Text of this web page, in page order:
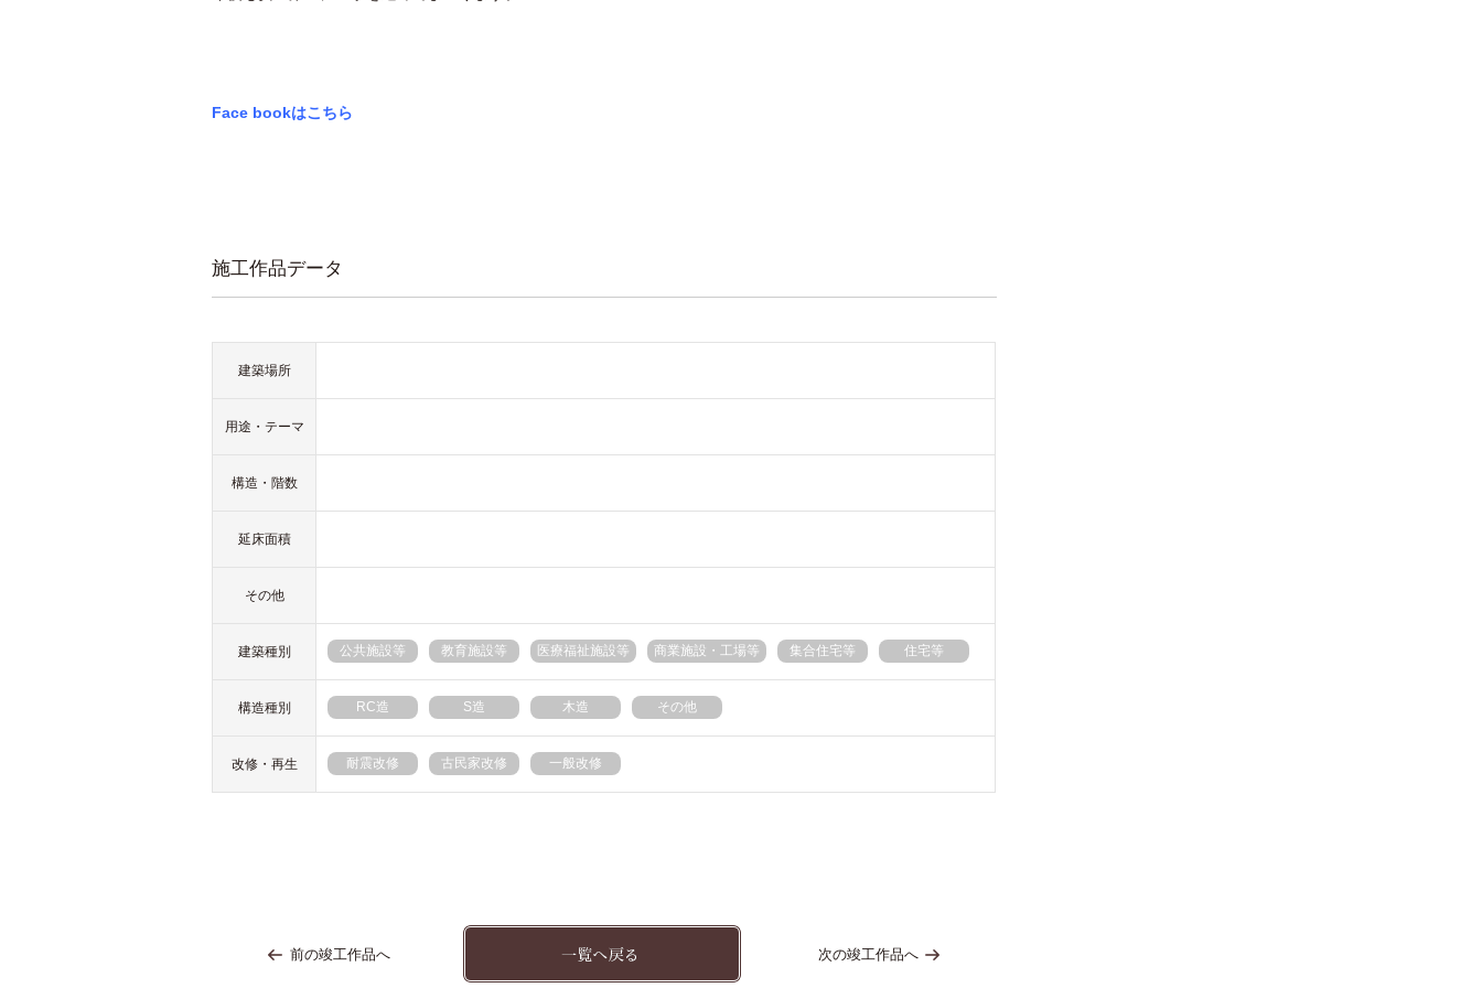
Face bookはこちら
施工作品データ
建築場所
用途・テーマ
構造・階数
延床面積
その他
建築種別 公共施設等 教育施設等 医療福祉施設等 商業施設・工場等 集合住宅等 住宅等
構造種別 RC造 S造 木造 その他
改修・再生 耐震改修 古民家改修 一般改修
前の竣工作品へ 次の竣工作品へ